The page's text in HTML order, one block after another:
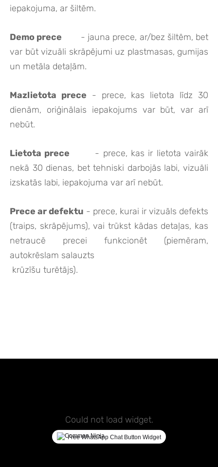
iepakojuma, ar šiltēm.
Demo prece
- jauna prece, ar/bez šiltēm, bet
var būt vizuāli skrāpējumi uz plastmasas, gumijas
un metāla detaļām.
Mazlietota prece - prece, kas lietota līdz 30
dienām, oriģinālais iepakojums var būt, var arī
nebūt.
Lietota prece
- prece, kas ir lietota vairāk
nekā 30 dienas, bet tehniski darbojās labi, vizuāli
izskatās labi, iepakojuma var arī nebūt.
Prece ar defektu - prece, kurai ir vizuāls defekts
(traips, skrāpējums), vai trūkst kādas detaļas, kas
netraucē precei funkcionēt (piemēram,
autokrēslam salauzts
krūzīšu turētājs).
Could not load widget.
Free WhatsApp Chat Button Widget